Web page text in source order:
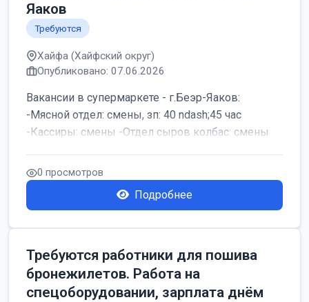
Яаков
Требуются
Хайфа (Хайфский округ)
Опубликовано: 07.06.2026
Вакансии в супермаркете - г.Беэр-Яаков:
-Мясной отдел: смены, зп: 40 ndash;45 час
-Кассиры: смены -Отдел сыров колбас: смены
0 просмотров
Подробнее
Требуются работники для пошива
бронежилетов. Работа на
спецоборудовании, зарплата днём